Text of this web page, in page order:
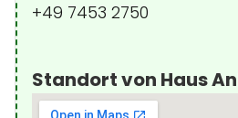
+49 7453 2750
Standort von Haus